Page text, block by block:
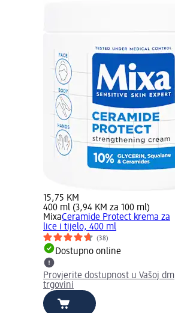
15,75 KM
400 ml (3,94 KM za 100 ml)
MixaCeramide Protect krema za
lice i tijelo, 400 ml
(38)
Dostupno online
Provjerite dostupnost u Vašoj dm
trgovini